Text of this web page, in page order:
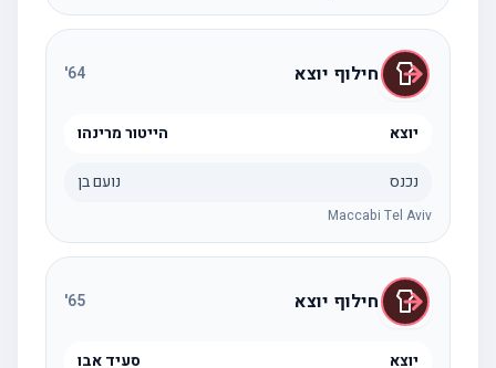
חילוף יוצא 64
'
יוצא הייטור מרינהו
נכנס נועם בן
Maccabi Tel Aviv
חילוף יוצא 65
'
יוצא סעיד אבו